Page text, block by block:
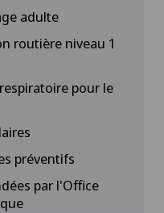
adulte
routière niveau 1
pour le
préventifs
par l'Office